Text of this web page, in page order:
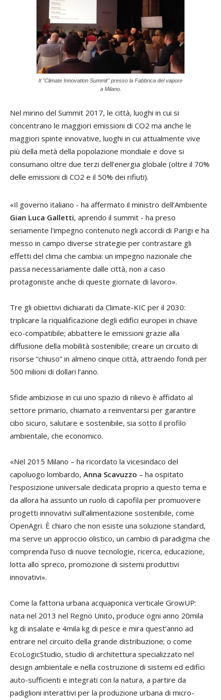
Il "Climate Innovation Summit" presso la Fabbrica del vapore
a Milano.
Nel mirino del Summit 2017, le città, luoghi in cui si
concentrano le maggiori emissioni di CO2 ma anche le
maggiori spinte innovative, luoghi in cui attualmente vive
più della metà della popolazione mondiale e dove si
consumano oltre due terzi dell’energia globale (oltre il 70%
delle emissioni di CO2 e il 50% dei rifiuti).
«Il governo italiano - ha affermato il ministro dell’Ambiente
Gian Luca Galletti, aprendo il summit - ha preso
seriamente l'impegno contenuto negli accordi di Parigi e ha
messo in campo diverse strategie per contrastare gli
effetti del clima che cambia: un impegno nazionale che
passa necessariamente dalle città, non a caso
protagoniste anche di queste giornate di lavoro».
Tre gli obiettivi dichiarati da Climate-KIC per il 2030:
triplicare la riqualificazione degli edifici europei in chiave
eco-compatibile; abbattere le emissioni grazie alla
diffusione della mobilità sostenibile; creare un circuito di
risorse “chiuso” in almeno cinque città, attraendo fondi per
500 milioni di dollari l’anno.
Sfide ambiziose in cui uno spazio di rilievo è affidato al
settore primario, chiamato a reinventarsi per garantire
cibo sicuro, salutare e sostenibile, sia sotto il profilo
ambientale, che economico.
«Nel 2015 Milano – ha ricordato la vicesindaco del
capoluogo lombardo, Anna Scavuzzo – ha ospitato
l’esposizione universale dedicata proprio a questo tema e
da allora ha assunto un ruolo di capofila per promuovere
progetti innovativi sull’alimentazione sostenibile, come
OpenAgri. È chiaro che non esiste una soluzione standard,
ma serve un approccio olistico, un cambio di paradigma che
comprenda l’uso di nuove tecnologie, ricerca, educazione,
lotta allo spreco, promozione di sistemi produttivi
innovativi».
Come la fattoria urbana acquaponica verticale GrowUP:
nata nel 2013 nel Regno Unito, produce ogni anno 20mila
kg di insalate e 4mila kg di pesce e mira quest’anno ad
entrare nel circuito della grande distribuzione; o come
EcoLogicStudio, studio di architettura specializzato nel
design ambientale e nella costruzione di sistemi ed edifici
auto-sufficienti e integrati con la natura, a partire da
padiglioni interattivi per la produzione urbana di micro-